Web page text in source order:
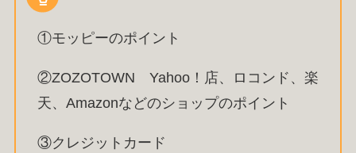
①モッピーのポイント
②ZOZOTOWN Yahoo！店、ロコンド、楽
天、Amazonなどのショップのポイント
③クレジットカード